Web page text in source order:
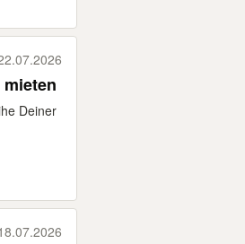
Deiner